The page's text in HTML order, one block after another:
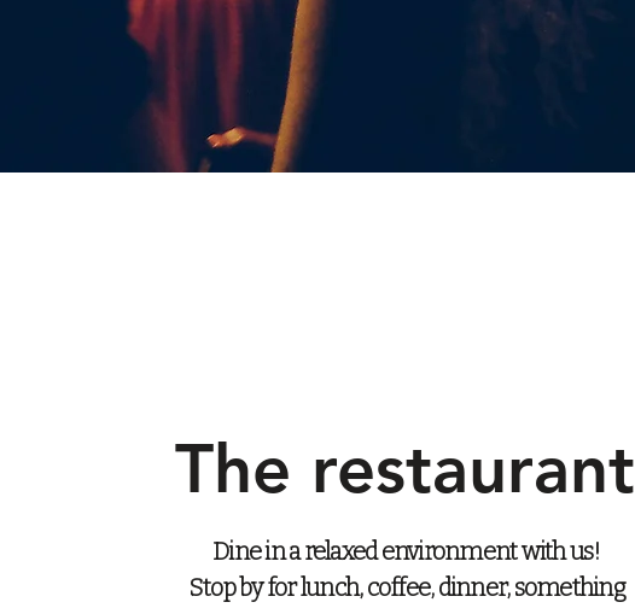
The restaurant
Dine in a relaxed environment with us!
Stop by for lunch, coffee, dinner,something